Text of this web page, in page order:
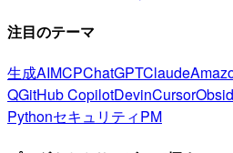
注目のテーマ
生成AIMCPChatGPTClaude
QGitHub CopilotDevinCursor
PythonセキュリティPM